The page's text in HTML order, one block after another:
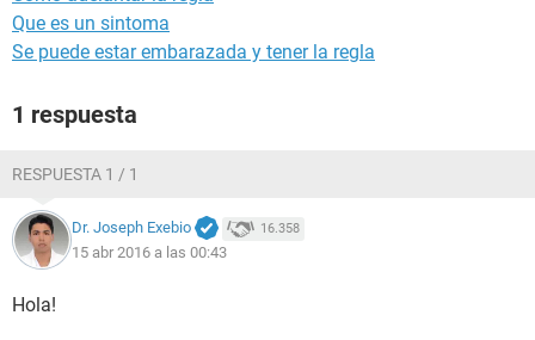
Que es un sintoma
Se puede estar embarazada y tener la regla
1 respuesta
RESPUESTA 1 / 1
Dr. Joseph Exebio 16.358
15 abr 2016 a las 00:43
Hola!